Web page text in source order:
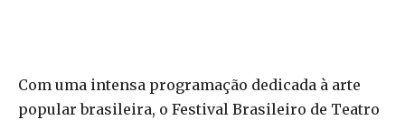
Com uma intensa programação dedicada à arte
popular brasileira, o Festival Brasileiro de Teatro